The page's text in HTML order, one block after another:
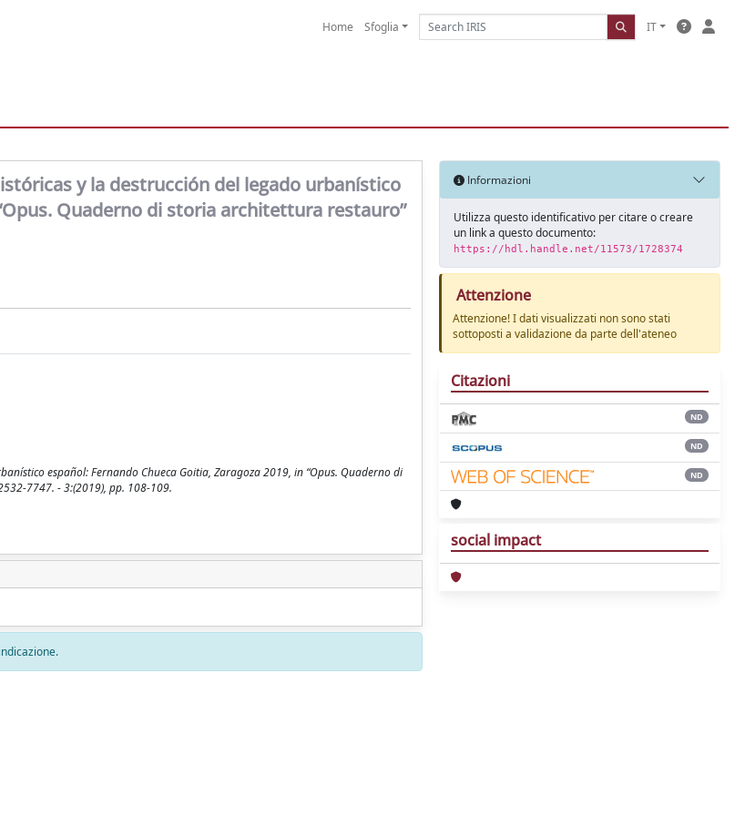
Home Sfoglia IT
y la destrucción del legado urbanístico
Quaderno di storia architettura restauro”
español: Fernando Chueca Goitia, Zaragoza 2019, in “Opus. Quaderno di
7747. - 3:(2019), pp. 108-109.
Informazioni
Utilizza questo identificativo per citare o creare
un link a questo documento:
https://hdl.handle.net/11573/1728374
Attenzione
Attenzione! I dati visualizzati non sono stati
sottoposti a validazione da parte dell'ateneo
Citazioni
ND
ND
ND
social impact